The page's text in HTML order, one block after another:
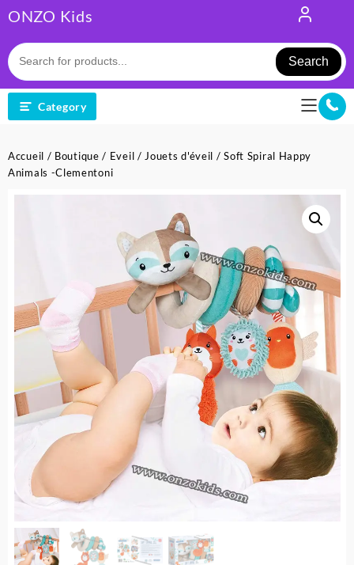
to
content
ONZO Kids
Search
Category
Accueil / Boutique / Eveil / Jouets d'éveil / Soft Spiral Happy
Animals -Clementoni